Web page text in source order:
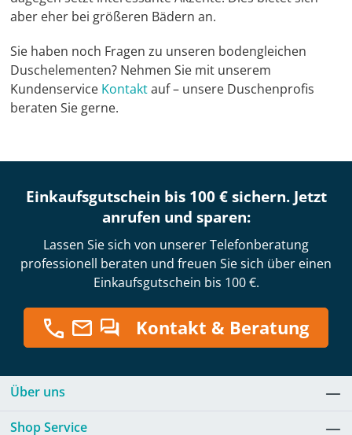
aber eher bei größeren Bädern an.
Sie haben noch Fragen zu unseren bodengleichen
Duschelementen? Nehmen Sie mit unserem
Kundenservice Kontaktauf – unsere Duschenprofis
beraten Sie gerne.
Einkaufsgutschein bis 100 € sichern. Jetzt
anrufen und sparen:
Lassen Sie sich von unserer Telefonberatung
professionell beraten und freuen Sie sich über einen
Einkaufsgutschein bis 100 €.
Kontakt & Beratung
Über uns
Shop Service